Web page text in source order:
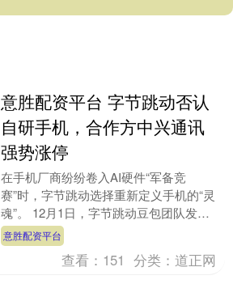
意胜配资平台 字节跳动否认
自研手机，合作方中兴通讯
强势涨停
在手机厂商纷纷卷入AI硬件“军备竞
赛”时，字节跳动选择重新定义手机的“灵
魂”。 12月1日，字节跳动豆包团队发布
豆包手机助手技术预览版。据介绍，豆包
手机助手是在....
意胜配资平台
查看： 151 分类： 道正网